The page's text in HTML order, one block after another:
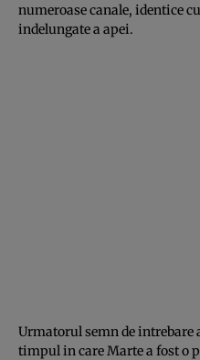
numeroase canale, identice
indelungate a apei.
Urmatorul semn de intrebare
timpul in care Marte a fost o